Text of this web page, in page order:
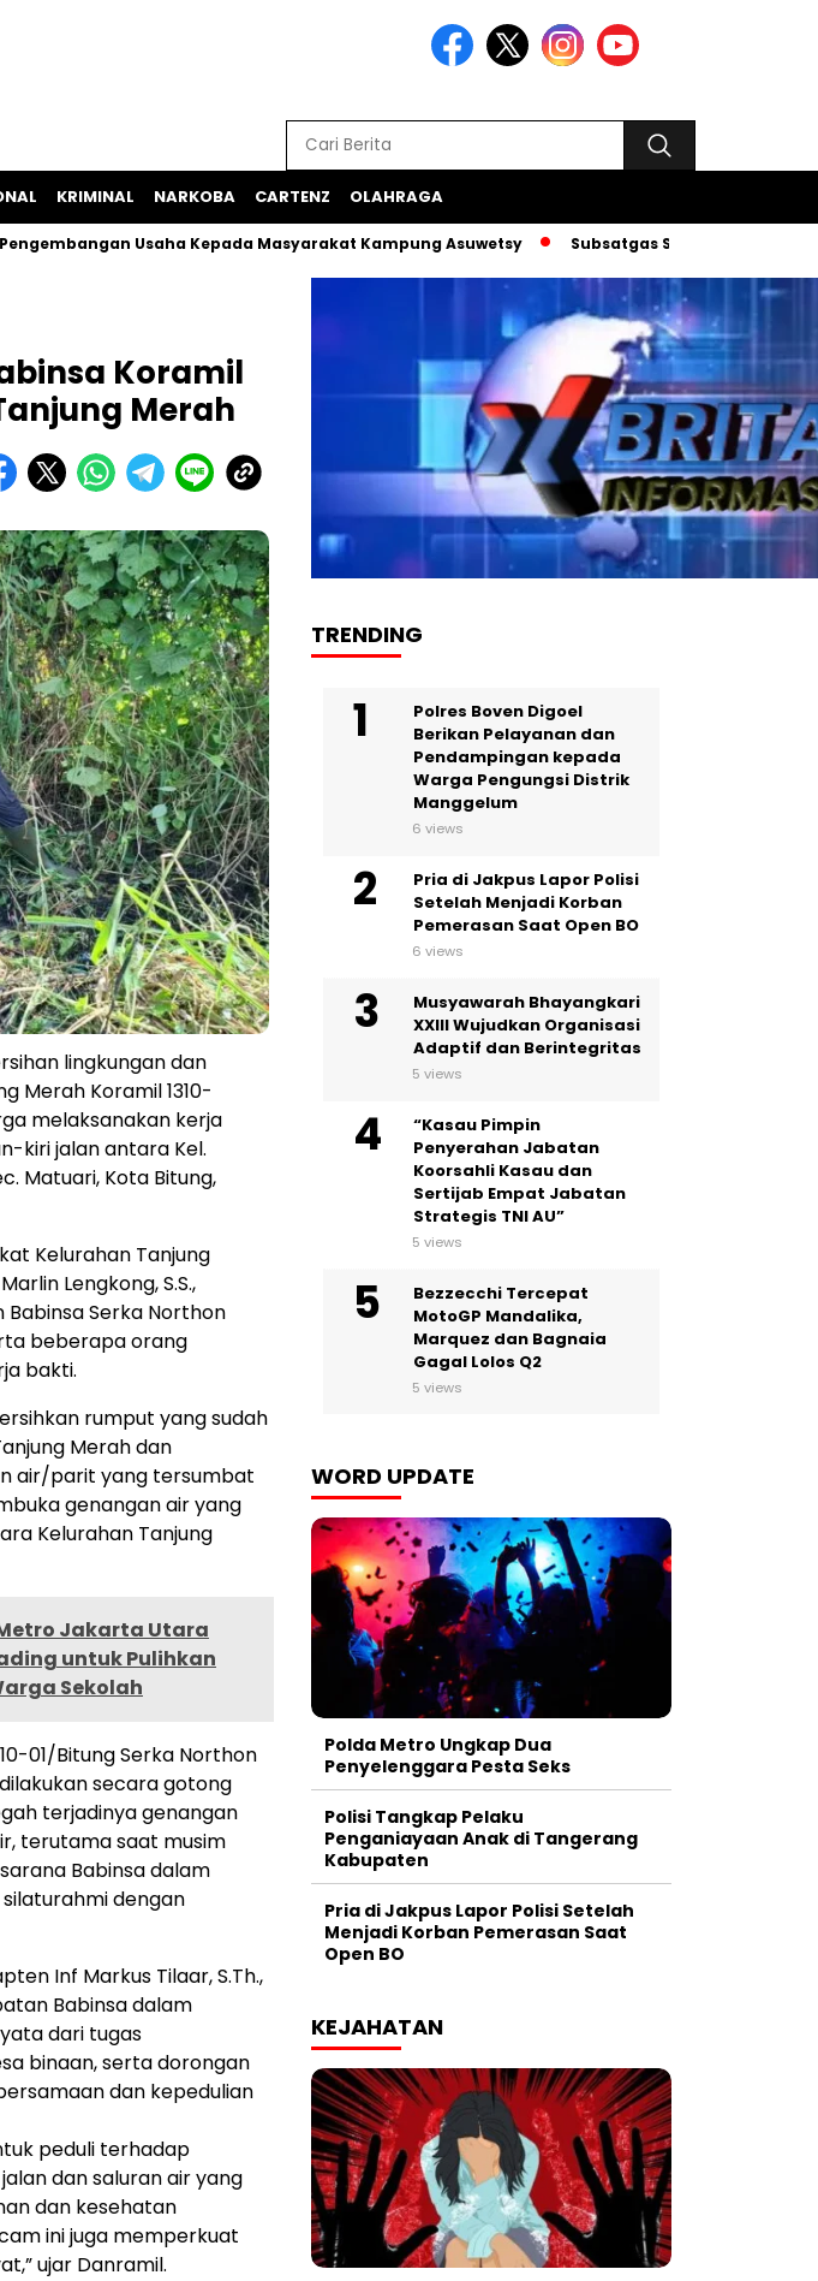
KRIMINAL NARKOBA CARTENZ OLAHRAGA
Usaha Kepada Masyarakat Kampung Asuwetsy Subsatgas Si-Ipar Terus Konsisten
Koramil
Merah
lingkungan dan
Merah Koramil 1310-
melaksanakan kerja
kiri jalan antara Kel.
Matuari, Kota Bitung,
Kelurahan Tanjung
Lengkong, S.S.,
Serka Northon
beberapa orang
bakti.
rumput yang sudah
Merah dan
air/parit yang tersumbat
genangan air yang
Kelurahan Tanjung
Metro Jakarta Utara
untuk Pulihkan
Sekolah
01/Bitung Serka Northon
secara gotong
terjadinya genangan
terutama saat musim
Babinsa dalam
dengan
Inf Markus Tilaar, S.Th.,
Babinsa dalam
dari tugas
binaan, serta dorongan
dan kepedulian
peduli terhadap
dan saluran air yang
dan kesehatan
ini juga memperkuat
ujar Danramil.
TRENDING
Polres Boven Digoel
Berikan Pelayanan dan
Pendampingan kepada
Warga Pengungsi Distrik
Manggelum
6 views
Pria di Jakpus Lapor Polisi
Setelah Menjadi Korban
Pemerasan Saat Open BO
6 views
Musyawarah Bhayangkari
XXIII Wujudkan Organisasi
Adaptif dan Berintegritas
5 views
“Kasau Pimpin
Penyerahan Jabatan
Koorsahli Kasau dan
Sertijab Empat Jabatan
Strategis TNI AU”
5 views
Bezzecchi Tercepat
MotoGP Mandalika,
Marquez dan Bagnaia
Gagal Lolos Q2
5 views
WORD UPDATE
Polda Metro Ungkap Dua
Penyelenggara Pesta Seks
Polisi Tangkap Pelaku
Penganiayaan Anak di Tangerang
Kabupaten
Pria di Jakpus Lapor Polisi Setelah
Menjadi Korban Pemerasan Saat
Open BO
KEJAHATAN